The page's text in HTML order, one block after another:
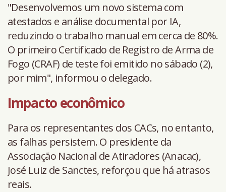
"Desenvolvemos um novo sistema com
atestados e análise documental por IA,
reduzindo o trabalho manual em cerca de 80%.
O primeiro Certificado de Registro de Arma de
Fogo (CRAF) de teste foi emitido no sábado (2),
por mim", informou o delegado.
Impacto econômico
Para os representantes dos CACs, no entanto,
as falhas persistem. O presidente da
Associação Nacional de Atiradores (Anacac),
José Luiz de Sanctes, reforçou que há atrasos
reais.